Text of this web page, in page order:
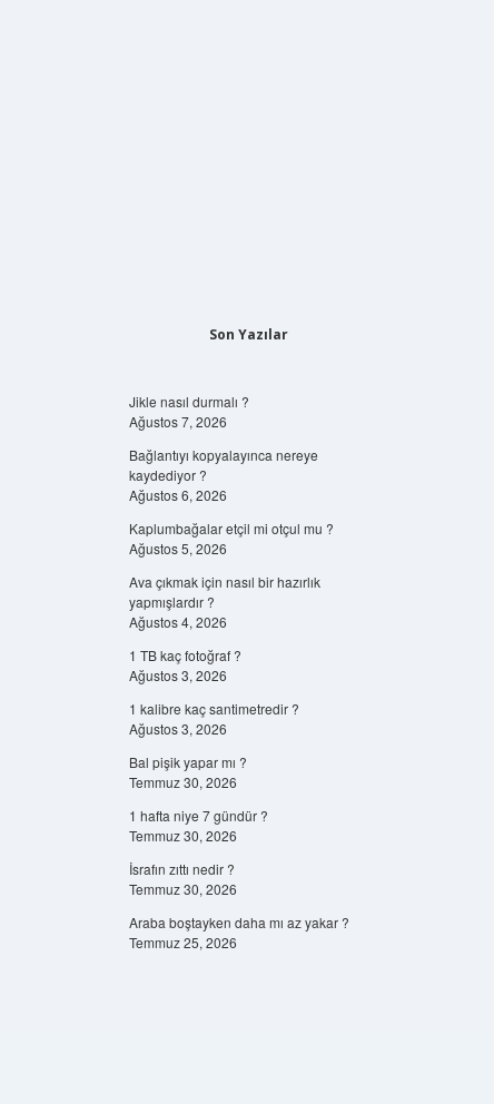
Son Yazılar
Jikle nasıl durmalı ?
Ağustos 7, 2026
Bağlantıyı kopyalayınca nereye
kaydediyor ?
Ağustos 6, 2026
Kaplumbağalar etçil mi otçul mu ?
Ağustos 5, 2026
Ava çıkmak için nasıl bir hazırlık
yapmışlardır ?
Ağustos 4, 2026
1 TB kaç fotoğraf ?
Ağustos 3, 2026
1 kalibre kaç santimetredir ?
Ağustos 3, 2026
Bal pişik yapar mı ?
Temmuz 30, 2026
1 hafta niye 7 gündür ?
Temmuz 30, 2026
İsrafın zıttı nedir ?
Temmuz 30, 2026
Araba boştayken daha mı az yakar ?
Temmuz 25, 2026